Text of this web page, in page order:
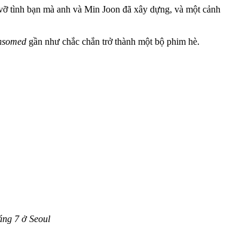
tình bạn mà anh và Min Joon đã xây dựng, và một cảnh
gần như chắc chắn trở thành một bộ phim hè.
7 ở Seoul